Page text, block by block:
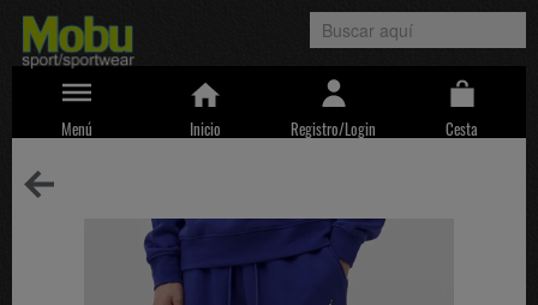
Menú Inicio Registro/Login Cesta